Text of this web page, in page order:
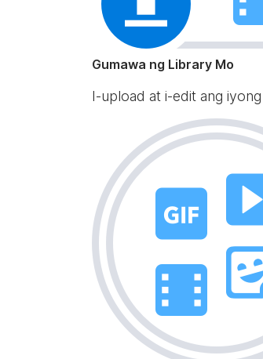
Gumawa ng Library Mo
I-upload at i-edit ang